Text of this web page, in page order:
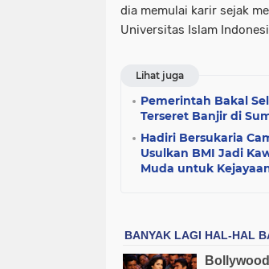
dia memulai karir sejak
Universitas Islam
Lihat juga
Pemerintah Bakal
Terseret Banjir di
Hadiri Bersukaria
Usulkan BMI Jadi
Muda untuk